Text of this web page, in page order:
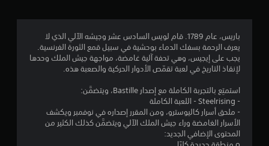
1
5
و
باريس، عام 1789. قام لويس السادس عشر وجيشه الآلي الذي لا
يعرف الرحمة بسفك الدماء بوحشية في سبيل قمع الثورة الفرنسية.
يجب على إيجيس، وهي تحفة آلية غامضة، مواجهة جيش الملك وحدها
لإنقاذ التاريخ في لعبة تقمّص الأدوار الحركية والصعبة هذه.
استمتِع بالتجربة الكاملة مع إصدار Bastille، ويتضمَّن:
- Steelrising - اللعبة الكاملة
- ملحق أسرار كاليوسترو، ومن المقرر إصداره في نوفمبر ويكشف
الأسرار الغامضة وراء جيش الملك الآلي ويتضمَّن كذلك الكثير من
المحتوى الإضافي الجديد: